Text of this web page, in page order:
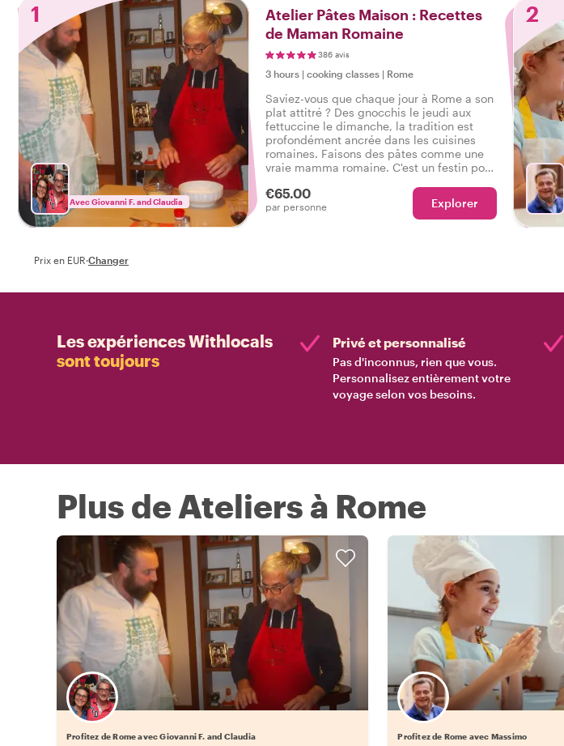
1
Avec Giovanni F. and Claudia
Atelier Pâtes Maison : Recettes
de Maman Romaine
386 avis
3 hours | cooking classes | Rome
Saviez-vous que chaque jour à Rome a son
plat attitré ? Des gnocchis le jeudi aux
fettuccine le dimanche, la tradition est
profondément ancrée dans les cuisines
romaines. Faisons des pâtes comme une
vraie mamma romaine. C'est un festin pour
enfants d'apprendre l'art de la cuisine
romaine.
€65.00
par personne Explorer
2
Prix en EUR·Changer
Les expériences Withlocals
sont toujours
Privé et personnalisé
Pas d'inconnus, rien que vous.
Personnalisez entièrement votre
voyage selon vos besoins.
Plus de Ateliers à Rome
Profitez de Rome avec Giovanni F. and Claudia Profitez de Rome avec Massimo